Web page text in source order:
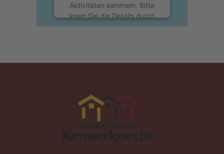
Aktivitäten sammeln. Bitte
lesen Sie die Details durch
und stimmen Sie der
Akzeptieren
powered by
Consent Management
Platform
& eRecht24